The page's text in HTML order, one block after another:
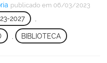
publicado em 06/03/2023
2027
BIBLIOTECA